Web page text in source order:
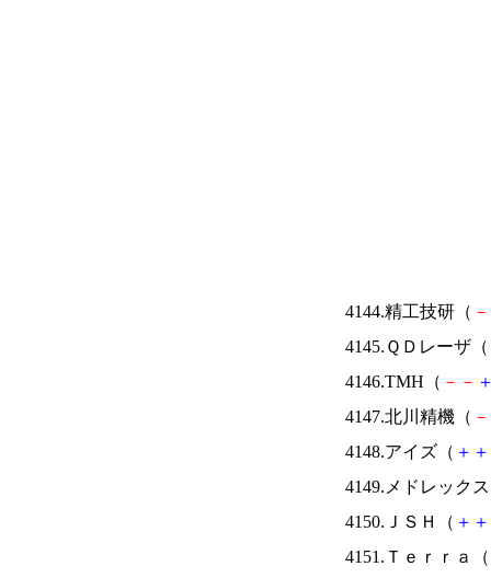
4144.精工技研（ －
4145.ＱＤレーザ（
4146.TMH（ － －
4147.北川精機（ －
4148.アイズ（ ＋ ＋
4149.メドレック
4150.ＪＳＨ（ ＋ ＋
4151.Ｔｅｒｒａ（